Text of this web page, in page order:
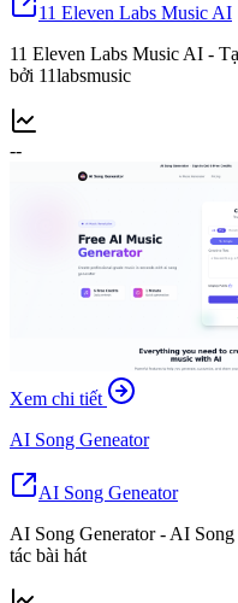
11 Eleven Labs Music AI
11 Eleven Labs Music AI -
bởi 11labsmusic
--
Xem chi tiết
AI Song Geneator
AI Song Geneator
AI Song Generator - AI
tác bài hát